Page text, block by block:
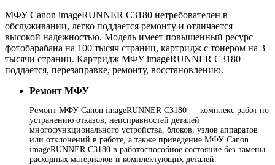
МФУ Canon imageRUNNER C3180 нетребователен в
обслуживании, легко поддается ремонту и отличается
высокой надежностью. Модель имеет повышенный ресурс
фотобарабана на 100 тысяч страниц, картридж с тонером на 3
тысячи страниц. Картридж МФУ imageRUNNER C3180
поддается, перезаправке, ремонту, восстановлению.
Ремонт МФУ
Ремонт МФУ Canon imageRUNNER C3180 — комплекс работ по
устранению отказов, неисправностей деталей
многофункционального устройства, блоков, узлов аппаратов
или отклонений в работе, а также приведение МФУ Canon
imageRUNNER C3180 в работоспособное состояние без замены
расходных материалов и комплектующих деталей.